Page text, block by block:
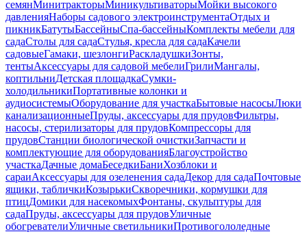
семянМинитракторыМиникультиваторыМойки высокого
давленияНаборы садового электроинструментаОтдых и
пикникБатутыБассейныСпа-бассейныКомплекты мебели для
садаСтолы для садаСтулья, кресла для садаКачели
садовыеГамаки, шезлонгиРаскладушкиЗонты,
тентыАксессуары для садовой мебелиГрилиМангалы,
коптильниДетская площадкаСумки-
холодильникиПортативные колонки и
аудиосистемыОборудование для участкаБытовые насосыЛюки
канализационныеПруды, аксессуары для прудовФильтры,
насосы, стерилизаторы для прудовКомпрессоры для
прудовСтанции биологической очисткиЗапчасти и
комплектующие для оборудованияБлагоустройство
участкаДачные домаБеседкиБаниХозблоки и
сараиАксессуары для озеленения садаДекор для садаПочтовые
ящики, табличкиКозырькиСкворечники, кормушки для
птицДомики для насекомыхФонтаны, скульптуры для
садаПруды, аксессуары для прудовУличные
обогревателиУличные светильникиПротивогололедные